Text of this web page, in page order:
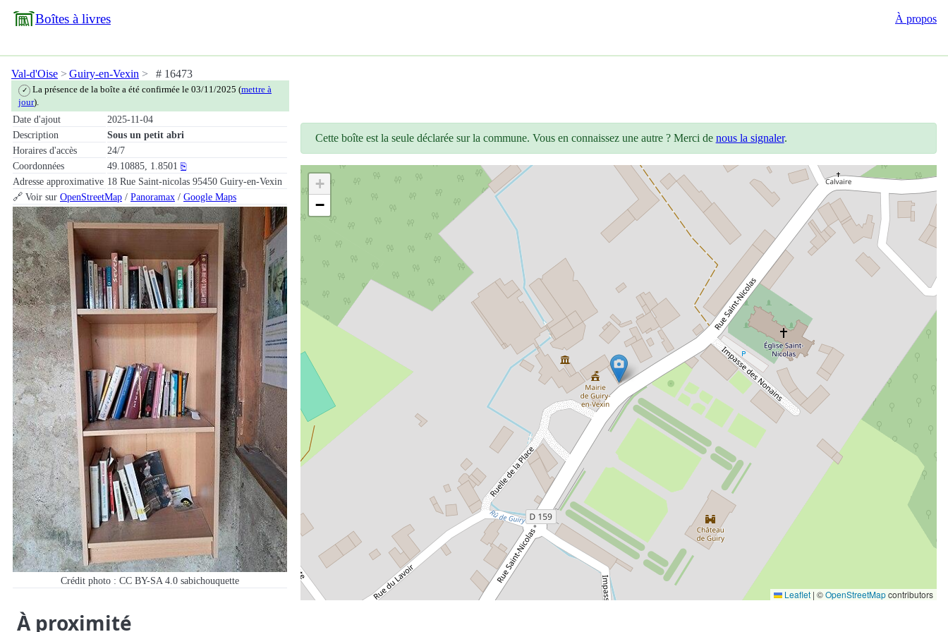
Boîtes à livres À propos
Val-d'Oise Guiry-en-Vexin # 16473
✓ La présence de la boîte a été confirmée le 03/11/2025 (mettre à
jour).
Date d'ajout
2025-11-04
Description
Sous un petit abri
Horaires d'accès
24/7
Coordonnées
49.10885, 1.8501 ⎘
Adresse approximative 18 Rue Saint-nicolas 95450 Guiry-en-Vexin
🔗 Voir sur OpenStreetMap / Panoramax / Google Maps
Crédit photo : CC BY-SA 4.0 sabichouquette
Cette boîte est la seule déclarée sur la commune. Vous en connaissez une autre ? Merci de nous la signaler.
+
−
Leaflet | ©OpenStreetMapcontributors
À proximité